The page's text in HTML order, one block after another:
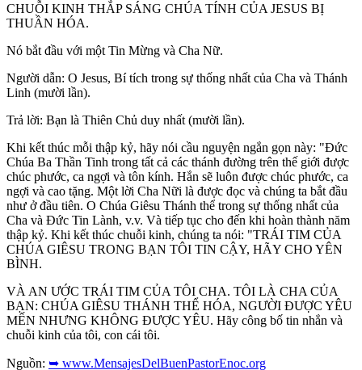
CHUỖI KINH THẮP SÁNG CHÚA TÍNH CỦA JESUS BỊ
THUẦN HÓA.
Nó bắt đầu với một Tin Mừng và Cha Nữ.
Người dẫn: O Jesus, Bí tích trong sự thống nhất của Cha và Thánh
Linh (mười lần).
Trả lời: Bạn là Thiên Chủ duy nhất (mười lần).
Khi kết thúc mỗi thập kỷ, hãy nói cầu nguyện ngắn gọn này: "Đức
Chúa Ba Thần Tinh trong tất cả các thánh đường trên thế giới được
chúc phước, ca ngợi và tôn kính. Hắn sẽ luôn được chúc phước, ca
ngợi và cao tặng. Một lời Cha Nữi là được đọc và chúng ta bắt đầu
như ở đầu tiên. O Chúa Giêsu Thánh thể trong sự thống nhất của
Cha và Đức Tin Lành, v.v. Và tiếp tục cho đến khi hoàn thành năm
thập kỷ. Khi kết thúc chuỗi kinh, chúng ta nói: "TRÁI TIM CỦA
CHÚA GIÊSU TRONG BẠN TÔI TIN CẬY, HÃY CHO YÊN
BÌNH.
VÀ AN ƯỚC TRÁI TIM CỦA TÔI CHA. TÔI LÀ CHA CỦA
BẠN: CHÚA GIÊSU THÁNH THỂ HÓA, NGƯỜI ĐƯỢC YÊU
MẾN NHƯNG KHÔNG ĐƯỢC YÊU. Hãy công bố tin nhắn và
chuỗi kinh của tôi, con cái tôi.
Nguồn: ➥ www.MensajesDelBuenPastorEnoc.org